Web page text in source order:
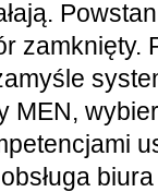
zamknięty.
MEN,